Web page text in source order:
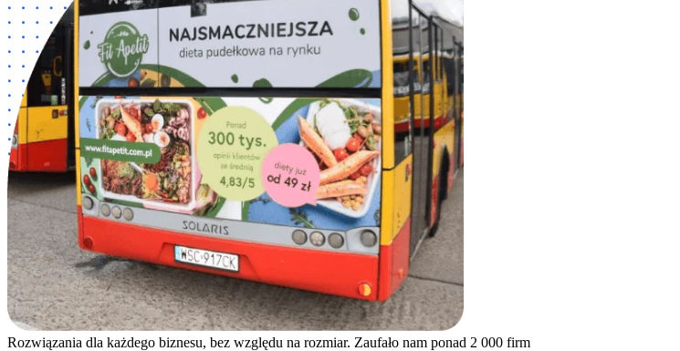
Rozwiązania dla każdego biznesu, bez względu na rozmiar. Zaufało nam ponad 2 000 firm